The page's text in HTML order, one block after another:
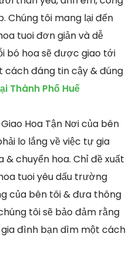
Chúng tôi mang lại đến
tuoi đơn giản và dễ
bó hoa sẽ được giao tới
cách đáng tin cậy & đúng
Thành Phố Huế
Hoa Tận Nơi của bên
lo lắng về việc tự gia
chuyển hoa. Chỉ đề xuất
tuoi yêu dấu trường
của bên tôi & đưa thông
tôi sẽ bảo đảm rằng
đình bạn dìm một cách